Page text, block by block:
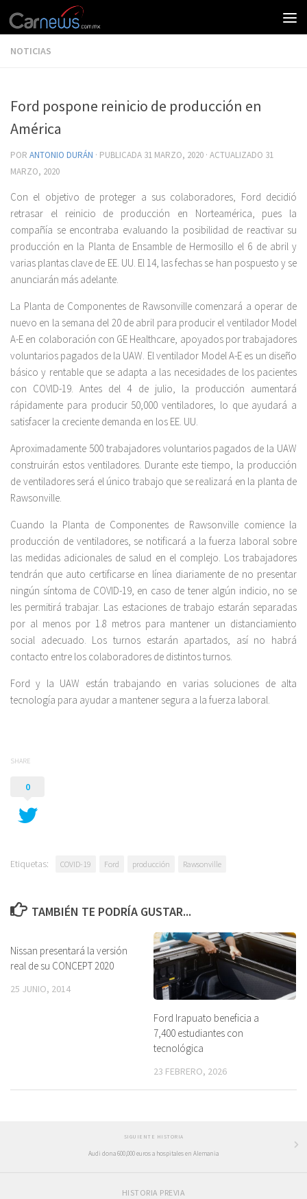
NOTICIAS
Ford pospone reinicio de producción en
América
POR ANTONIO DURÁN · PUBLICADA 31 MARZO, 2020 · ACTUALIZADO 31
MARZO, 2020
Con el objetivo de proteger a sus colaboradores, Ford decidió
retrasar el reinicio de producción en Norteamérica, pues la
compañía se encontraba evaluando la posibilidad de reactivar su
producción en la Planta de Ensamble de Hermosillo el 6 de abril y
varias plantas clave de EE. UU. El 14, las fechas se han pospuesto y se
anunciarán más adelante.
La Planta de Componentes de Rawsonville comenzará a operar de
nuevo en la semana del 20 de abril para producir el ventilador Model
A-E en colaboración con GE Healthcare, apoyados por trabajadores
voluntarios pagados de la UAW. El ventilador Model A-E es un diseño
básico y rentable que se adapta a las necesidades de los pacientes
con COVID-19. Antes del 4 de julio, la producción aumentará
rápidamente para producir 50,000 ventiladores, lo que ayudará a
satisfacer la creciente demanda en los EE. UU.
Aproximadamente 500 trabajadores voluntarios pagados de la UAW
construirán estos ventiladores. Durante este tiempo, la producción
de ventiladores será el único trabajo que se realizará en la planta de
Rawsonville.
Cuando la Planta de Componentes de Rawsonville comience la
producción de ventiladores, se notificará a la fuerza laboral sobre
las medidas adicionales de salud en el complejo. Los trabajadores
tendrán que auto certificarse en línea diariamente de no presentar
ningún síntoma de COVID-19, en caso de tener algún indicio, no se
les permitirá trabajar. Las estaciones de trabajo estarán separadas
por al menos por 1.8 metros para mantener un distanciamiento
social adecuado. Los turnos estarán apartados, así no habrá
contacto entre los colaboradores de distintos turnos.
Ford y la UAW están trabajando en varias soluciones de alta
tecnología para ayudar a mantener segura a la fuerza laboral.
SHARE
0
Etiquetas: COVID-19 Ford producción Rawsonville
TAMBIÉN TE PODRÍA GUSTAR...
Nissan presentará la versión
real de su CONCEPT 2020
25 JUNIO, 2014
Ford Irapuato beneficia a
7,400 estudiantes con
tecnológica
23 FEBRERO, 2026
SIGUIENTE HISTORIA
Audi dona 600,000 euros a hospitales en Alemania
HISTORIA PREVIA